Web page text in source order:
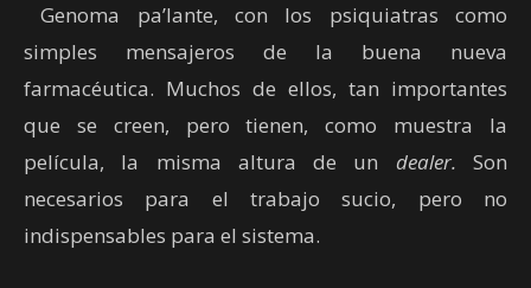
Genoma pa’lante, con los psiquiatras como
simples mensajeros de la buena nueva
farmacéutica. Muchos de ellos, tan importantes
que se creen, pero tienen, como muestra la
película, la misma altura de un dealer.Son
necesarios para el trabajo sucio, pero no
indispensables para el sistema.